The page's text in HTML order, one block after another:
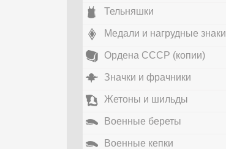
Тельняшки
Медали и нагрудные знаки
Ордена СССР (копии)
Значки и фрачники
Жетоны и шильды
Военные береты
Военные кепки